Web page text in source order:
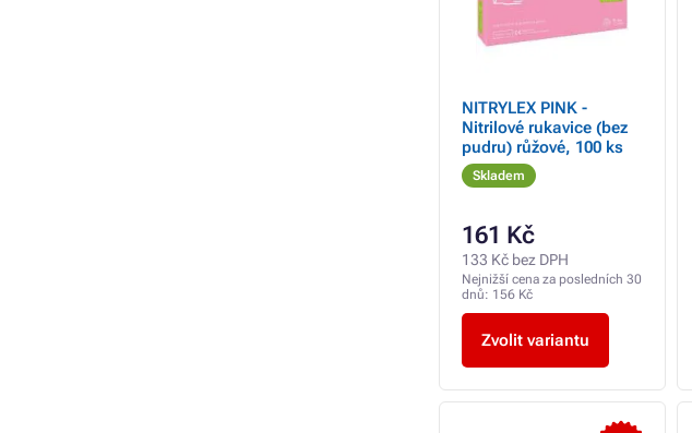
NITRYLEX PINK -
Nitrilové rukavice (bez
pudru) růžové, 100 ks
Skladem
161 Kč
133 Kč bez DPH
Nejnižší cena za posledních 30
dnů: 156 Kč
Zvolit variantu